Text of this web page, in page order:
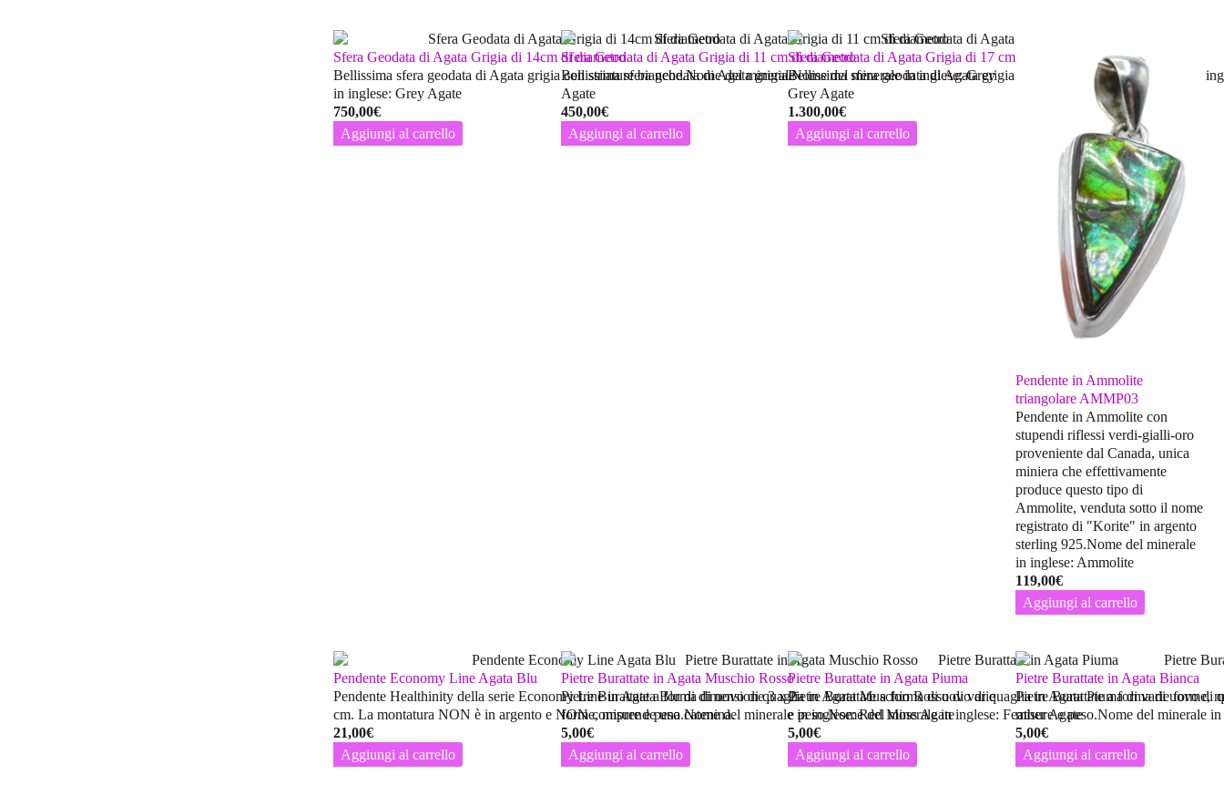
Sfera Geodata di Agata Grigia di 14cm di diametro
Bellissima sfera geodata di Agata grigia con striature bianche.Nome del minerale
in inglese: Grey Agate
750,00€
Aggiungi al carrello
Sfera Geodata di Agata Grigia di 11 cm di diametro
Bellissima sfera geodata di Agata grigia.Nome del minerale in inglese: Grey
Agate
450,00€
Aggiungi al carrello
Sfera Geodata di Agata Grigia di 17 cm di diametro
Bellissima sfera geodata di Agata grigia e ametista.Nome del minerale in
Grey Agate
1.300,00€
Aggiungi al carrello
Pendente in Ammolite
triangolare AMMP03
Pendente in Ammolite con
stupendi riflessi verdi-gialli-oro
proveniente dal Canada, unica
miniera che effettivamente
produce questo tipo di
Ammolite, venduta sotto il nome
registrato di "Korite" in argento
sterling 925.Nome del minerale
in inglese: Ammolite
119,00€
Aggiungi al carrello
Pendente Economy Line Agata Blu
Pendente Healthinity della serie Economy Line in Agata Blu di dimensione 3 x 2
cm. La montatura NON è in argento e NONcomprende una catenina.
21,00€
Aggiungi al carrello
Pietre Burattate in Agata Muschio Rosso
Pietre Burattate a forma di uovo di quaglia in Agata Muschio Rosso di varie
forme, misure e peso.Nome del minerale in inglese: Red Moss Agate
5,00€
Aggiungi al carrello
Pietre Burattate in Agata Piuma
Pietre Burattate a forma di uovo di quaglia in Agata Piuma di varie forme,
e peso.Nome del minerale in inglese: Feather Agate
5,00€
Aggiungi al carrello
Pietre Burattate in Agata Bianca
Pietre Burattate a forma di uovo di
misure e peso.Nome del minerale
5,00€
Aggiungi al carrello